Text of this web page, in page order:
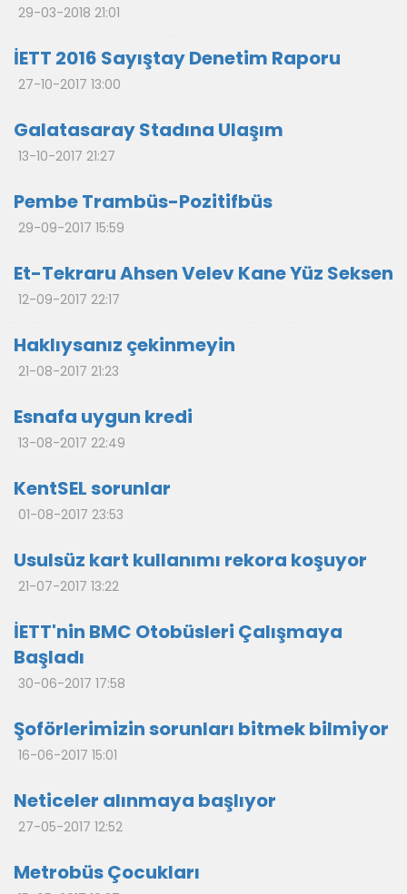
29-03-2018 21:01
İETT 2016 Sayıştay Denetim Raporu
27-10-2017 13:00
Galatasaray Stadına Ulaşım
13-10-2017 21:27
Pembe Trambüs-Pozitifbüs
29-09-2017 15:59
Et-Tekraru Ahsen Velev Kane Yüz Seksen
12-09-2017 22:17
Haklıysanız çekinmeyin
21-08-2017 21:23
Esnafa uygun kredi
13-08-2017 22:49
KentSEL sorunlar
01-08-2017 23:53
Usulsüz kart kullanımı rekora koşuyor
21-07-2017 13:22
İETT'nin BMC Otobüsleri Çalışmaya
Başladı
30-06-2017 17:58
Şoförlerimizin sorunları bitmek bilmiyor
16-06-2017 15:01
Neticeler alınmaya başlıyor
27-05-2017 12:52
Metrobüs Çocukları